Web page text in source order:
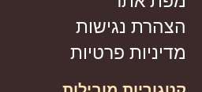
הצהרת נגישות
מדיניות פרטיות